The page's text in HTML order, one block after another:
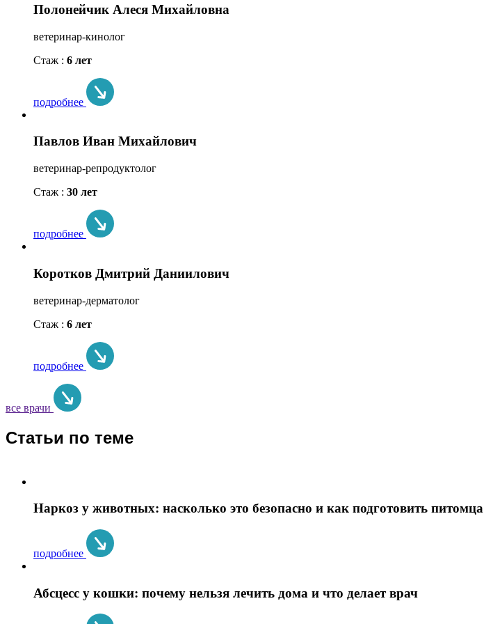
Полонейчик Алеся Михайловна
ветеринар-кинолог
Стаж : 6 лет
подробнее
Павлов Иван Михайлович
ветеринар-репродуктолог
Стаж : 30 лет
подробнее
Коротков Дмитрий Даниилович
ветеринар-дерматолог
Стаж : 6 лет
подробнее
все врачи
Статьи по теме
Наркоз у животных: насколько это безопасно и как подготовить питомца
подробнее
Абсцесс у кошки: почему нельзя лечить дома и что делает врач